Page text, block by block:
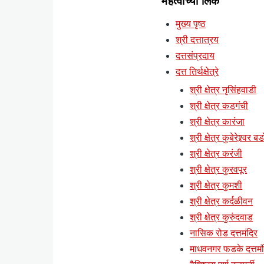
मुख्य पृष्ठ
श्री दत्तात्रय
दत्तसंप्रदाय
दत्त तिर्थक्षेत्रे
श्री क्षेत्र नृसिंहवाडी
श्री क्षेत्र कडगंची
श्री क्षेत्र कारंजा
श्री क्षेत्र कुबेरेश्र्वर
श्री क्षेत्र करंजी
श्री क्षेत्र कुरवपूर
श्री क्षेत्र कुमशी
श्री क्षेत्र कर्दळीवन
श्री क्षेत्र कुरुंदवाड
नासिक रोड दत्तमंदिर
माधवनगर फडके